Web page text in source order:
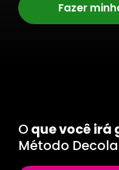
Fazer
O que você irá
Método